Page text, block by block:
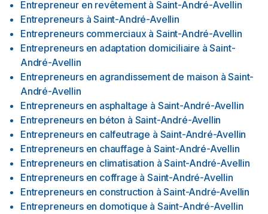
Entrepreneur en revêtement à Saint-André-Avellin
Entrepreneurs à Saint-André-Avellin
Entrepreneurs commerciaux à Saint-André-Avellin
Entrepreneurs en adaptation domiciliaire à Saint-
André-Avellin
Entrepreneurs en agrandissement de maison à Saint-
André-Avellin
Entrepreneurs en asphaltage à Saint-André-Avellin
Entrepreneurs en béton à Saint-André-Avellin
Entrepreneurs en calfeutrage à Saint-André-Avellin
Entrepreneurs en chauffage à Saint-André-Avellin
Entrepreneurs en climatisation à Saint-André-Avellin
Entrepreneurs en coffrage à Saint-André-Avellin
Entrepreneurs en construction à Saint-André-Avellin
Entrepreneurs en domotique à Saint-André-Avellin